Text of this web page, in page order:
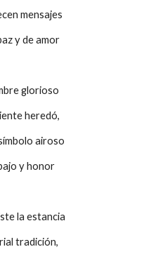
mensajes
y de amor
glorioso
heredó,
airoso
y honor
la estancia
tradición,